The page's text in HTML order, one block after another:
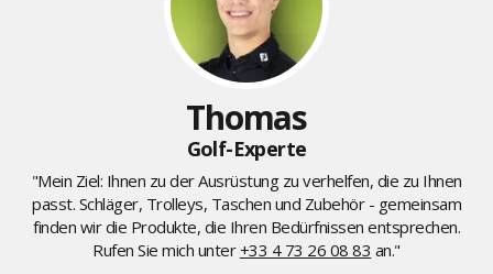
Thomas
Golf-Experte
"Mein Ziel: Ihnen zu der Ausrüstung zu verhelfen, die zu Ihnen
passt. Schläger, Trolleys, Taschen und Zubehör - gemeinsam
finden wir die Produkte, die Ihren Bedürfnissen entsprechen.
Rufen Sie mich unter+33 4 73 26 08 83 an."